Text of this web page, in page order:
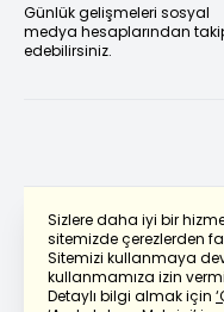
Sizlere daha iyi bir
sitemizde çerezlerden
Sitemizi kullanmaya
kullanmamıza izin
Detaylı bilgi almak için
Günlük gelişmeleri sosyal
medya hesaplarından
edebilirsiniz.
Powered by